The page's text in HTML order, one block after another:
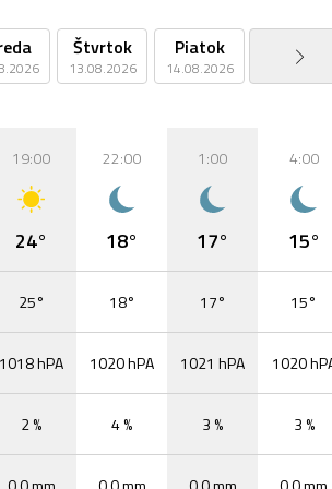
Štvrtok
13.08.2026
Piatok
14.08.2026
Sobota
15.08.2026
19:00
24°
25°
1018 hPA
2 %
22:00
18°
18°
1020 hPA
4 %
1:00
17°
17°
1021 hPA
3 %
4:00
15°
15°
1020
3 %